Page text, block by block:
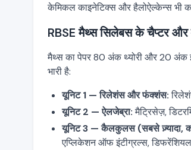
केमिकल काइनेटिक्स और हैलोऐल्केन्स भी
RBSE मैथ्स सिलेबस के चैप्टर और
मैथ्स का पेपर 80 अंक थ्योरी और 20
भारी है:
यूनिट 1 — रिलेशंस और फंक्शंस:
यूनिट 2 — ऐलजेब्रा:मैट्रिसेज़,
यूनिट 3 — कैलकुलस (सबसे ज़्यादा,
एप्लिकेशन ऑफ इंटीग्रल्स,